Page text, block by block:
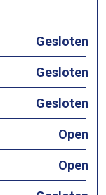
Gesloten
Gesloten
Gesloten
Open
Open